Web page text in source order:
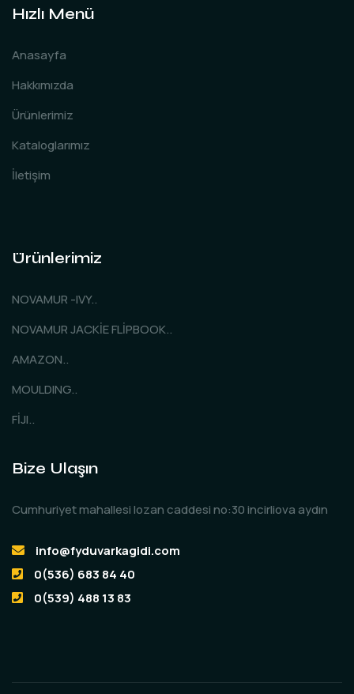
Hızlı Menü
Anasayfa
Hakkımızda
Ürünlerimiz
Kataloglarımız
İletişim
Ürünlerimiz
NOVAMUR -IVY..
NOVAMUR JACKİE FLİPBOOK..
AMAZON..
MOULDING..
FİJI..
Bize Ulaşın
Cumhuriyet mahallesi lozan caddesi no:30 incirliova aydın
info@fyduvarkagidi.com
0(536) 683 84 40
0(539) 488 13 83